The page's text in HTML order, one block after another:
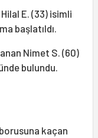
E. (33) isimli
başlatıldı.
Nimet S. (60)
bulundu.
kaçan